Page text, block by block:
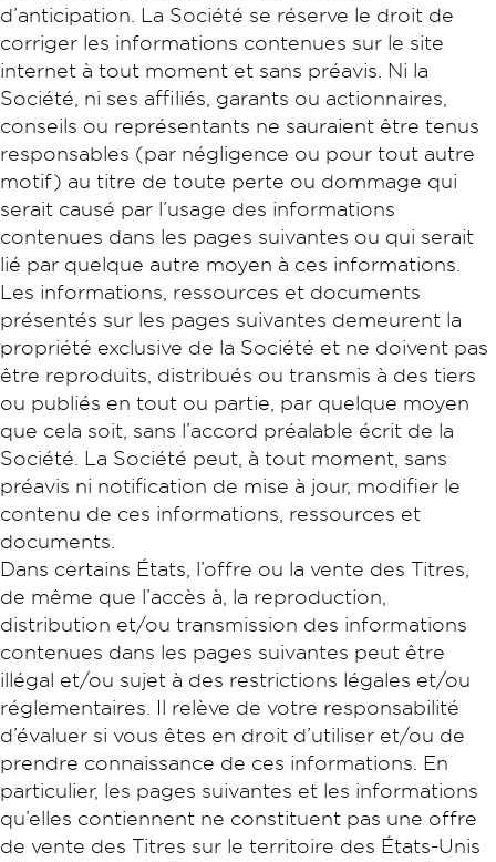
d’anticipation. La Société se réserve le droit de
corriger les informations contenues sur le site
internet à tout moment et sans préavis. Ni la
Société, ni ses affiliés, garants ou actionnaires,
conseils ou représentants ne sauraient être tenus
responsables (par négligence ou pour tout autre
motif) au titre de toute perte ou dommage qui
serait causé par l’usage des informations
contenues dans les pages suivantes ou qui serait
lié par quelque autre moyen à ces informations.
Les informations, ressources et documents
présentés sur les pages suivantes demeurent la
propriété exclusive de la Société et ne doivent pas
être reproduits, distribués ou transmis à des tiers
ou publiés en tout ou partie, par quelque moyen
que cela soit, sans l’accord préalable écrit de la
Société. La Société peut, à tout moment, sans
préavis ni notification de mise à jour, modifier le
contenu de ces informations, ressources et
documents.
Dans certains États, l’offre ou la vente des Titres,
de même que l’accès à, la reproduction,
distribution et/ou transmission des informations
contenues dans les pages suivantes peut être
illégal et/ou sujet à des restrictions légales et/ou
réglementaires. Il relève de votre responsabilité
d’évaluer si vous êtes en droit d’utiliser et/ou de
prendre connaissance de ces informations. En
particulier, les pages suivantes et les informations
qu’elles contiennent ne constituent pas une offre
de vente des Titres sur le territoire des États-Unis